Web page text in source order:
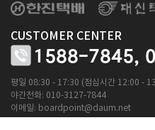
CUSTOMER CENTER
1588-7845,
평일 08:30 - 17:30 (점심시간 12:00 -
야간전화: 010-3127-7844
이메일: boardpoint@daum.net